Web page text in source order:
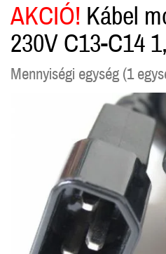
AKCIÓ! Kábel
230V C13-C14
Mennyiségi egység (1